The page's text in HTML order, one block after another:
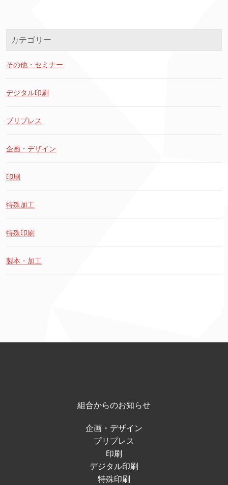
カテゴリー
その他・セミナー
デジタル印刷
プリプレス
企画・デザイン
印刷
特殊加工
特殊印刷
製本・加工
組合からのお知らせ
企画・デザイン
プリプレス
印刷
デジタル印刷
特殊印刷